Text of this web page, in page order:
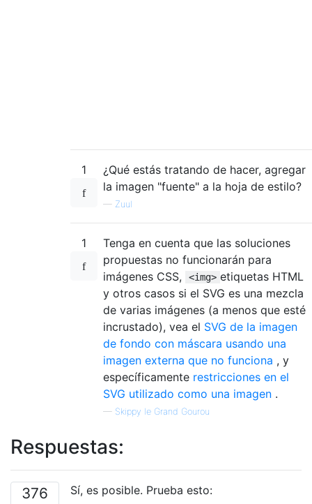
1
¿Qué estás tratando de hacer, agregar
la imagen "fuente" a la hoja de estilo?
— Zuul
1
Tenga en cuenta que las soluciones
propuestas no funcionarán para
imágenes CSS,
<img> etiquetas HTML
y otros casos si el SVG es una mezcla
de varias imágenes (a menos que esté
incrustado), vea el SVG de la imagen
de fondo con máscara usando una
imagen externa que no funciona , y
específicamente restricciones en el
SVG utilizado como una imagen .
— Skippy le Grand Gourou
Respuestas:
376 Sí, es posible. Prueba esto: